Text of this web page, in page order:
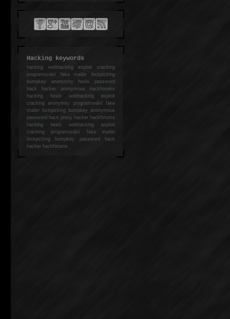
Hacking keywords
hackingwebhacking exploit cracking
programování fake mailer lockpicking
bumpkey anonymity heslo password
hackhacker anonymous hackforums
hackingheslo webhacking exploit
cracking anonymity programování fake
mailer lockpicking bumpkey anonymous
password hack proxy hacker hackforums
hacking heslo webhacking exploit
cracking programování fake mailer
lockpicking bumpkey password hack
hackerhackforums